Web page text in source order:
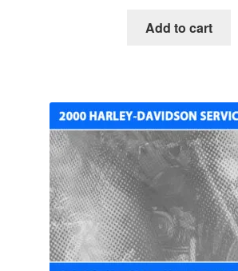
Add to cart